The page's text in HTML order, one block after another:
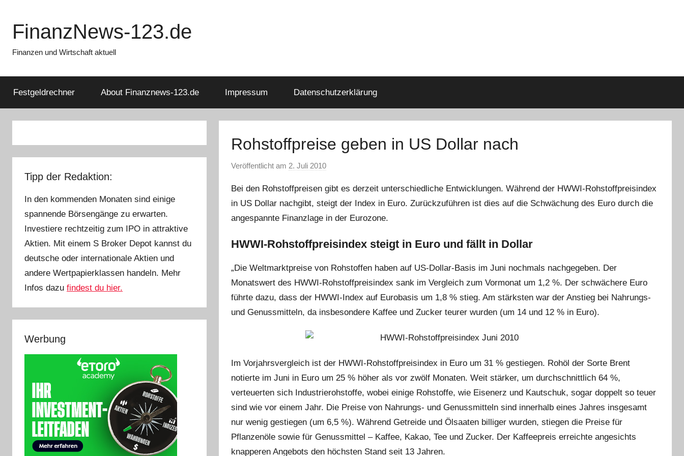
springen
FinanzNews-123.de
Finanzen und Wirtschaft aktuell
Festgeldrechner About Finanznews-123.de Impressum Datenschutzerklärung
Rohstoffpreise geben in US Dollar nach
Veröffentlicht am 2. Juli 2010v
n
C
h
i
t
e
l
W
Bei den Rohstoffpreisen gibt es derzeit unterschiedliche Entwicklungen. Während der HWWI-Rohstoffpreisindex
in US Dollar nachgibt, steigt der Index in Euro. Zurückzuführen ist dies auf die Schwächung des Euro durch die
angespannte Finanzlage in der Eurozone.
HWWI-Rohstoffpreisindex steigt in Euro und fällt in Dollar
„Die Weltmarktpreise von Rohstoffen haben auf US-Dollar-Basis im Juni nochmals nachgegeben. Der
Monatswert des HWWI-Rohstoffpreisindex sank im Vergleich zum Vormonat um 1,2 %. Der schwächere Euro
führte dazu, dass der HWWI-Index auf Eurobasis um 1,8 % stieg. Am stärksten war der Anstieg bei Nahrungs-
und Genussmitteln, da insbesondere Kaffee und Zucker teurer wurden (um 14 und 12 % in Euro).
Im Vorjahrsvergleich ist der HWWI-Rohstoffpreisindex in Euro um 31 % gestiegen. Rohöl der Sorte Brent
notierte im Juni in Euro um 25 % höher als vor zwölf Monaten. Weit stärker, um durchschnittlich 64 %,
verteuerten sich Industrierohstoffe, wobei einige Rohstoffe, wie Eisenerz und Kautschuk, sogar doppelt so teuer
sind wie vor einem Jahr. Die Preise von Nahrungs- und Genussmitteln sind innerhalb eines Jahres insgesamt
nur wenig gestiegen (um 6,5 %). Während Getreide und Ölsaaten billiger wurden, stiegen die Preise für
Pflanzenöle sowie für Genussmittel – Kaffee, Kakao, Tee und Zucker. Der Kaffeepreis erreichte angesichts
knapperen Angebots den höchsten Stand seit 13 Jahren.
Tipp der Redaktion:
In den kommenden Monaten sind einige
spannende Börsengänge zu erwarten.
Investiere rechtzeitig zum IPO in attraktive
Aktien. Mit einem S Broker Depot kannst du
deutsche oder internationale Aktien und
andere Wertpapierklassen handeln. Mehr
Infos dazu findest du hier.
Werbung